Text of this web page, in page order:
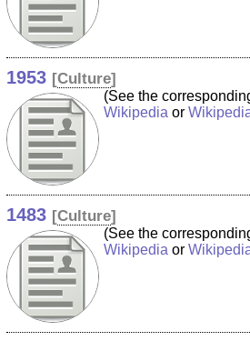
1953 [Culture]
(See the
Wikipedia or
1483 [Culture]
(See the
Wikipedia or